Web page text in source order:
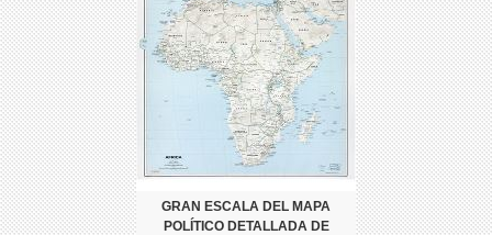
GRAN ESCALA DEL MAPA
POLÍTICO DETALLADA DE